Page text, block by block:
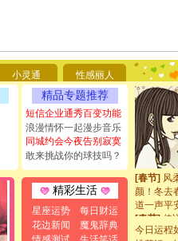
小灵通 性感丽人
精品专题推荐
短信企业通秀百变功能
浪漫情怀一起漫步音乐
同城约会今夜告别寂寞
敢来挑战你的球技吗？
精彩生活
星座运势
每日财运
花边新闻
魔鬼辞典
[元旦]看
断电。爱
你是我
[元旦]如
起；二是
离。水晶
[元旦]当
泣，这痛
卖了。水
[春节] 风
颜！冬去
道一声平
[春节] 传
片叶子是
今日运程